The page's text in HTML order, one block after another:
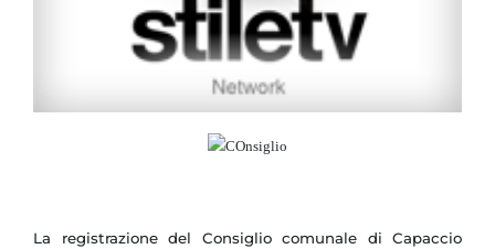
La registrazione del Consiglio comunale di Capaccio